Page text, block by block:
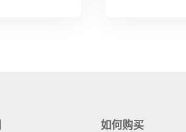
如何购买